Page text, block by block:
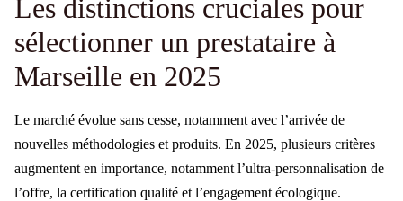
Les distinctions cruciales pour
sélectionner un prestataire à
Marseille en 2025
Le marché évolue sans cesse, notamment avec l’arrivée de
nouvelles méthodologies et produits. En 2025, plusieurs critères
augmentent en importance, notamment l’ultra-personnalisation de
l’offre, la certification qualité et l’engagement écologique.